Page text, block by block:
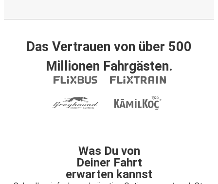
Das Vertrauen von über 500
Millionen Fahrgästen.
Was Du von
Deiner Fahrt
erwarten kannst